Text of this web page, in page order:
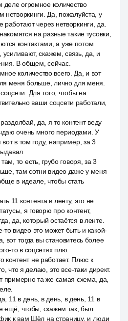
огромное количество
нетворкинги. Да, пожалуйста, у
работают через нетворкинги, да.
на разные такие тусовки,
контактами, а уже потом
скажем, связь, да, и
В общем, сейчас.
количество всего. Да, и вот
меня больше, лично для меня.
Для того, чтобы на
ваши соцсети работали,
да, я то контент веду
очень много периодами. У
в том году, например, за 3
то есть, грубо говоря, за 3
там сотни видео даже у меня
в идеале, чтобы стать
11 контента в ленту, это не
я говорю про контент,
да, который остаётся в ленте.
то видео это может быть и какой-
вот тогда вы становитесь более
то в соцсетях плю.
контент не работает. Плюс к
что я делаю, это все-таки директ.
примерно та же самая схема, да,
11 в день, в день, в день, 11 в
ещё, чтобы, скажем так, был
к вам Шёл на страницу, и люди